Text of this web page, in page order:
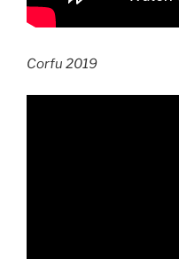
Corfu 2019